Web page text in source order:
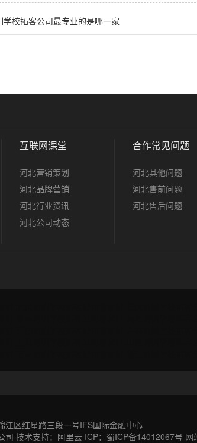
学校拓客公司最专业的是哪一家
互联网课堂
河北营销策划
河北品牌营销
河北行业资讯
河北公司动态
合作常见问题
河北其他问题
河北售前问题
河北售后问题
江区红星路三段一号IFS国际金融中心
技术支持：阿里云 ICP： 蜀ICP备14012067号 网